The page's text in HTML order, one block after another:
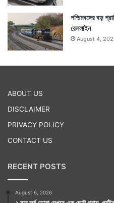
পশ্চিমবঙ্গের বড়
রেললাইন
August 4,
ABOUT US
DISCLAIMER
PRIVACY POLICY
CONTACT US
RECENT POSTS
August 6, 2026